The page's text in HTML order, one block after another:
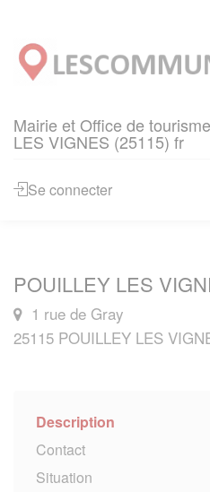
Mairie et Office de
LES VIGNES (25115) fr
Se connecter
POUILLEY LES
1 rue de Gray
25115 POUILLEY LES
Description
Contact
Situation